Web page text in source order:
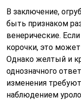
В заключение,
быть признаком
венерические.
корочки, это
Однако желтый и
однозначного
изменения
наблюдением